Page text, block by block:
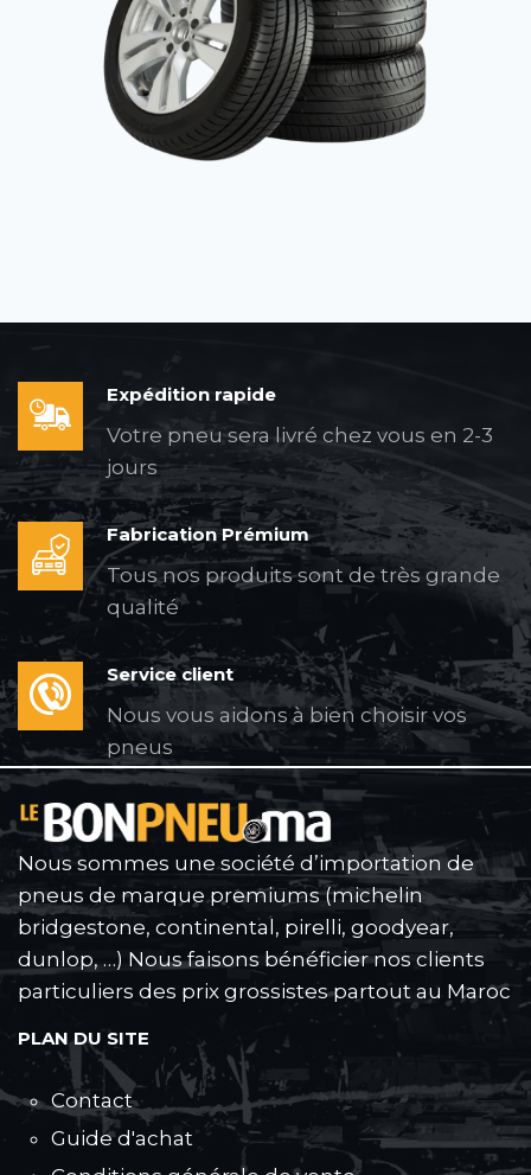
Expédition rapide
Votre pneu sera livré chez vous en 2-3
jours
Fabrication Prémium
Tous nos produits sont de très grande
qualité
Service client
Nous vous aidons à bien choisir vos
pneus
Nous sommes une société d’importation de
pneus de marque premiums (michelin
bridgestone, continental, pirelli, goodyear,
dunlop, …) Nous faisons bénéficier nos clients
particuliers des prix grossistes partout au Maroc
PLAN DU SITE
Contact
Guide d'achat